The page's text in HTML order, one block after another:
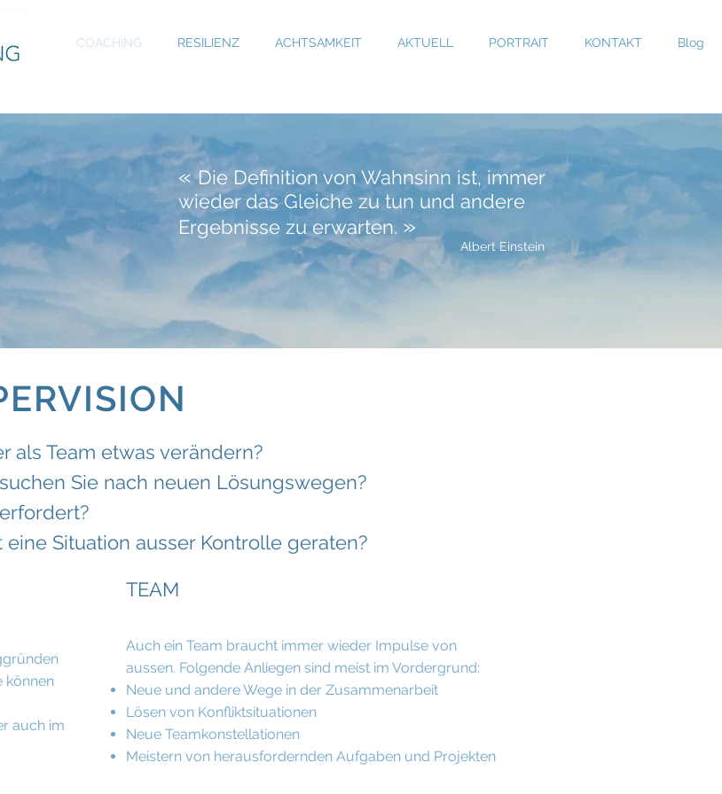
COACHING RESILIENZ ACHTSAMKEIT AKTUELL PORTRAIT KONTAKT Blog
«Die Definition von Wahnsinn ist, immer
wieder das Gleiche zu tun und andere
Ergebnisse zu erwarten. »
Albert Einstein
als Team etwas verändern?
Sie nach neuen Lösungswegen?
Situation ausser Kontrolle geraten?
können
auch im
FÜR UNS
TEAM
Auch ein Team braucht immer wieder Impulse von
aussen. Folgende Anliegen sind meist im Vordergrund:
Neue und andere Wege in der Zusammenarbeit
Lösen von Konfliktsituationen
Neue Teamkonstellationen
Meistern von herausfordernden Aufgaben und Projekten